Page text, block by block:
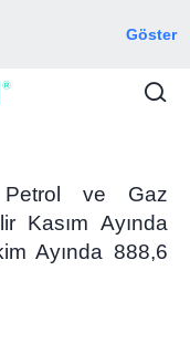
Göster
Petrol ve Gaz
Kasım Ayında
Ayında 888,6